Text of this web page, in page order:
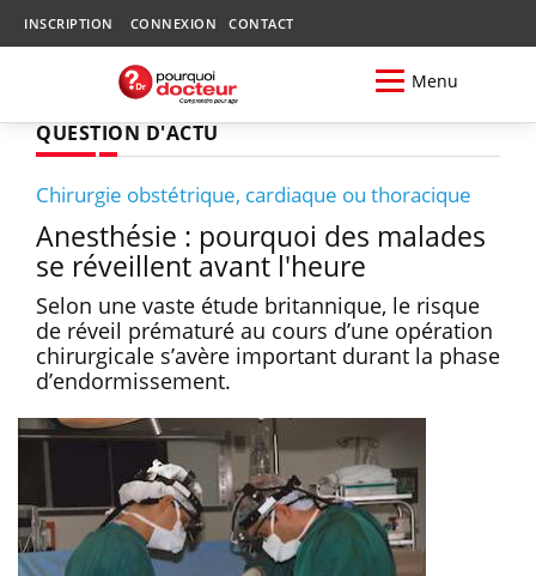
INSCRIPTION CONNEXION CONTACT
Menu
QUESTION D'ACTU
Chirurgie obstétrique, cardiaque ou thoracique
Anesthésie : pourquoi des malades
se réveillent avant l'heure
Selon une vaste étude britannique, le risque
de réveil prématuré au cours d’une opération
chirurgicale s’avère important durant la phase
d’endormissement.